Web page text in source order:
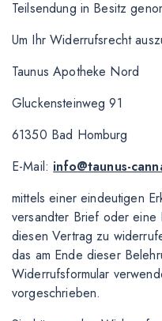
Teilsendung in Besitz
Um Ihr Widerrufsrecht
Taunus Apotheke Nord
Gluckensteinweg 91
61350 Bad Homburg
E-Mail: info@taunus-
mittels einer eindeutigen
versandter Brief oder eine
diesen Vertrag zu
das am Ende dieser
Widerrufsformular
vorgeschrieben.